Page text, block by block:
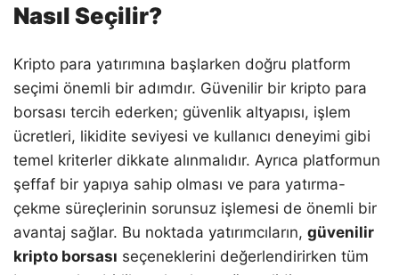
Nasıl Seçilir?
Kripto para yatırımına başlarken doğru platform
seçimi önemli bir adımdır. Güvenilir bir kripto para
borsası tercih ederken; güvenlik altyapısı, işlem
ücretleri, likidite seviyesi ve kullanıcı deneyimi gibi
temel kriterler dikkate alınmalıdır. Ayrıca platformun
şeffaf bir yapıya sahip olması ve para yatırma-
çekme süreçlerinin sorunsuz işlemesi de önemli bir
avantaj sağlar. Bu noktada yatırımcıların, güvenilir
kripto borsası seçeneklerini değerlendirirken tüm